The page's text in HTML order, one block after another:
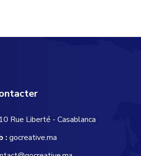
10 Rue Liberté - Casablanca
: gocreative.ma